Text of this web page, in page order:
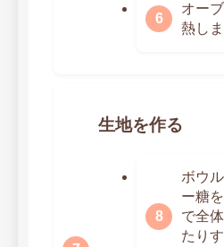
オー
熱しま
生地を作る
ボウ
ー糖
で全
たり